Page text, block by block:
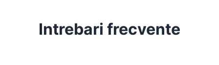
Intrebari frecvente